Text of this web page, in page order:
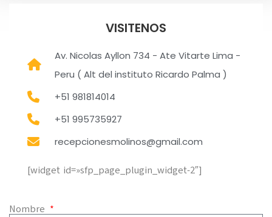
Nombre
VISITENOS
Av. Nicolas Ayllon 734 - Ate Vitarte Lima -
Peru ( Alt del instituto Ricardo Palma )
+51 981814014
+51 995735927
recepcionesmolinos@gmail.com
[widget id=»sfp_page_plugin_widget-2″]